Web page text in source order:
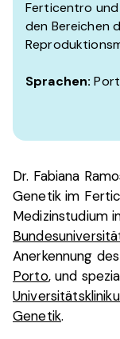
Ferticentro
den Bereichen
Sprachen:
Dr. Fabiana
Genetik im
Medizinstudium
Anerkennung
Porto, und
Genetik.